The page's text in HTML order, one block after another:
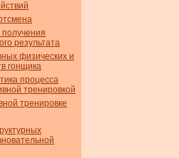
результата
физических и
гон­щика
процесса
тренировкой
тренировке